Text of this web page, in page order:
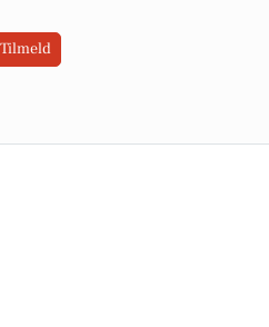
Tilmeld